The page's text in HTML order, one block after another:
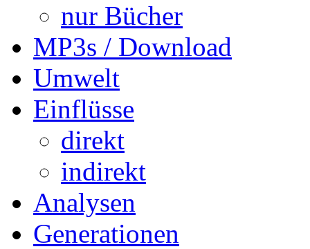
nur Bücher
MP3s / Download
Umwelt
Einflüsse
direkt
indirekt
Analysen
Generationen